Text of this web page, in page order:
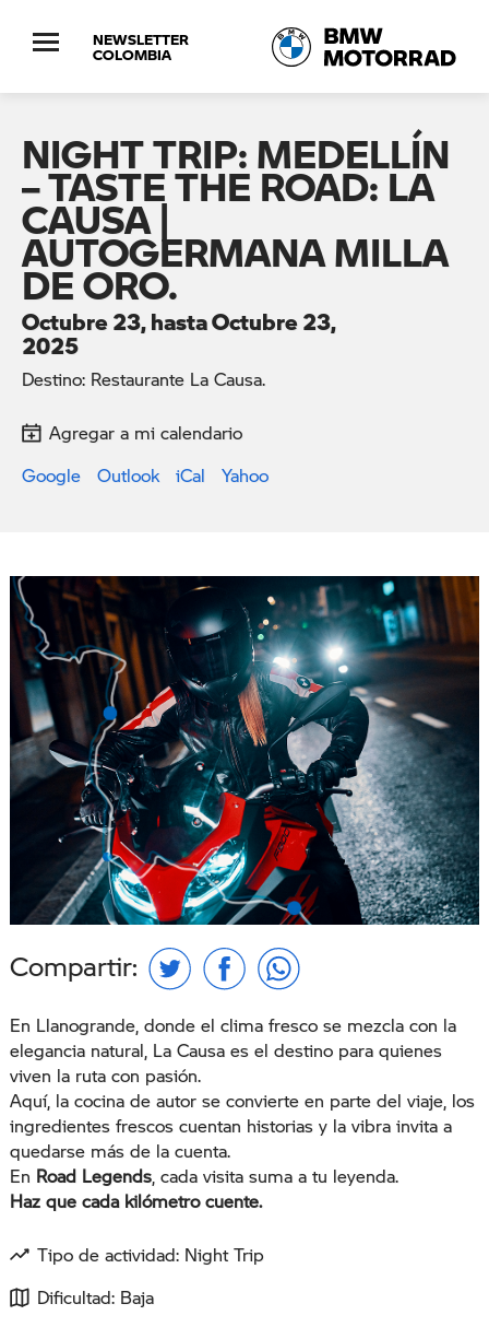
NEWSLETTER
COLOMBIA
NIGHT TRIP: MEDELLÍN
– TASTE THE ROAD: LA
CAUSA |
AUTOGERMANA MILLA
DE ORO.
Octubre 23, hasta Octubre 23,
2025
Destino: Restaurante La Causa.
Agregar a mi calendario
Google
Outlook iCal Yahoo
En Llanogrande, donde el clima fresco se mezcla con la
elegancia natural, La Causa es el destino para quienes
viven la ruta con pasión.
Aquí, la cocina de autor se convierte en parte del viaje, los
ingredientes frescos cuentan historias y la vibra invita a
quedarse más de la cuenta.
En Road Legends, cada visita suma a tu leyenda.
Haz que cada kilómetro cuente.
Tipo de actividad: Night Trip
Dificultad: Baja
Compartir: